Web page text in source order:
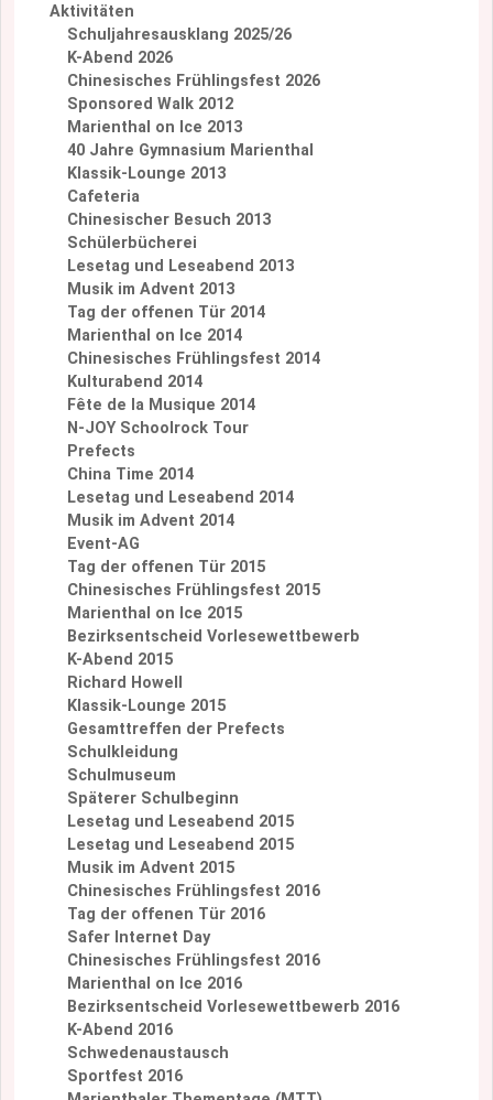
Aktivitäten
Schuljahresausklang 2025/26
K-Abend 2026
Chinesisches Frühlingsfest 2026
Sponsored Walk 2012
Marienthal on Ice 2013
40 Jahre Gymnasium Marienthal
Klassik-Lounge 2013
Cafeteria
Chinesischer Besuch 2013
Schülerbücherei
Lesetag und Leseabend 2013
Musik im Advent 2013
Tag der offenen Tür 2014
Marienthal on Ice 2014
Chinesisches Frühlingsfest 2014
Kulturabend 2014
Fête de la Musique 2014
N-JOY Schoolrock Tour
Prefects
China Time 2014
Lesetag und Leseabend 2014
Musik im Advent 2014
Event-AG
Tag der offenen Tür 2015
Chinesisches Frühlingsfest 2015
Marienthal on Ice 2015
Bezirksentscheid Vorlesewettbewerb
K-Abend 2015
Richard Howell
Klassik-Lounge 2015
Gesamttreffen der Prefects
Schulkleidung
Schulmuseum
Späterer Schulbeginn
Lesetag und Leseabend 2015
Lesetag und Leseabend 2015
Musik im Advent 2015
Chinesisches Frühlingsfest 2016
Tag der offenen Tür 2016
Safer Internet Day
Chinesisches Frühlingsfest 2016
Marienthal on Ice 2016
Bezirksentscheid Vorlesewettbewerb 2016
K-Abend 2016
Schwedenaustausch
Sportfest 2016